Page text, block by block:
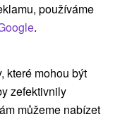
používáme
.
které mohou být
zefektivnily
můžeme nabízet